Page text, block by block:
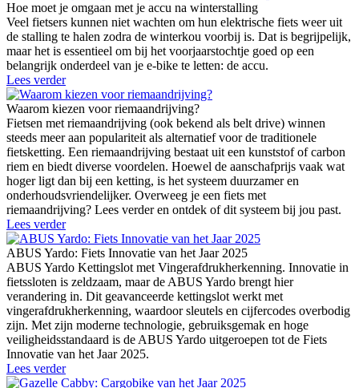
Hoe moet je omgaan met je accu na winterstalling
Veel fietsers kunnen niet wachten om hun elektrische fiets weer uit
de stalling te halen zodra de winterkou voorbij is. Dat is begrijpelijk,
maar het is essentieel om bij het voorjaarstochtje goed op een
belangrijk onderdeel van je e-bike te letten: de accu.
Lees verder
Waarom kiezen voor riemaandrijving?
Fietsen met riemaandrijving (ook bekend als belt drive) winnen
steeds meer aan populariteit als alternatief voor de traditionele
fietsketting. Een riemaandrijving bestaat uit een kunststof of carbon
riem en biedt diverse voordelen. Hoewel de aanschafprijs vaak wat
hoger ligt dan bij een ketting, is het systeem duurzamer en
onderhoudsvriendelijker. Overweeg je een fiets met
riemaandrijving? Lees verder en ontdek of dit systeem bij jou past.
Lees verder
ABUS Yardo: Fiets Innovatie van het Jaar 2025
ABUS Yardo Kettingslot met Vingerafdrukherkenning. Innovatie in
fietssloten is zeldzaam, maar de ABUS Yardo brengt hier
verandering in. Dit geavanceerde kettingslot werkt met
vingerafdrukherkenning, waardoor sleutels en cijfercodes overbodig
zijn. Met zijn moderne technologie, gebruiksgemak en hoge
veiligheidsstandaard is de ABUS Yardo uitgeroepen tot de Fiets
Innovatie van het Jaar 2025.
Lees verder